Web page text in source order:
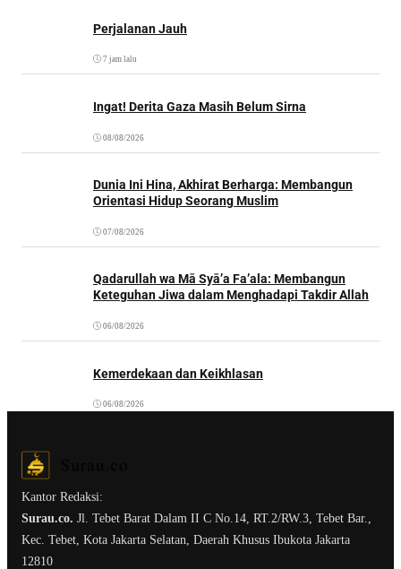
Perjalanan Jauh
7 jam lalu
Ingat! Derita Gaza Masih Belum Sirna
08/08/2026
Dunia Ini Hina, Akhirat Berharga: Membangun
Orientasi Hidup Seorang Muslim
07/08/2026
Qadarullah wa Mā Syā’a Fa’ala: Membangun
Keteguhan Jiwa dalam Menghadapi Takdir Allah
06/08/2026
Kemerdekaan dan Keikhlasan
06/08/2026
Kantor Redaksi:
Surau.co. Jl. Tebet Barat Dalam II C No.14, RT.2/RW.3, Tebet Bar.,
Kec. Tebet, Kota Jakarta Selatan, Daerah Khusus Ibukota Jakarta
12810